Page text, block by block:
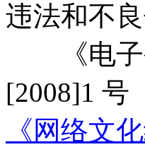
违法和不
《电子
[2008]1 号
《网络文